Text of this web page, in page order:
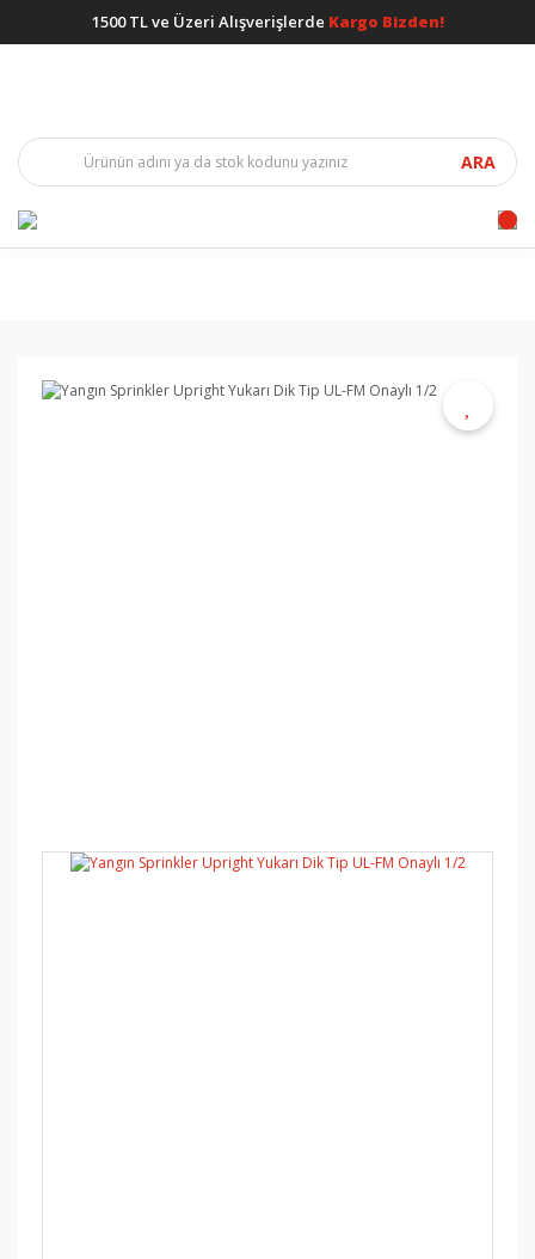
1500 TL ve Üzeri Alışverişlerde Kargo Bizden!
ARA